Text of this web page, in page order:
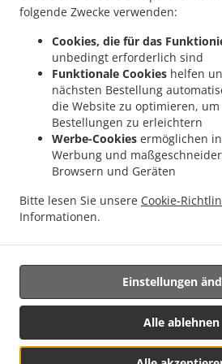
folgende Zwecke verwenden:
Cookies, die für das
unbedingt erforderlich sind
Funktionale Cookies helfen
nächsten Bestellung
die Website zu optimieren,
Bestellungen zu erleichtern
Werbe-Cookies ermöglichen
Werbung und
Browsern und Geräten
Bitte lesen Sie unsere Cookie-
Informationen.
Alle ablehnen
Einstellungen
Malsburg-Marzell Käsacker
Indisches Essen
Lieferservice Schallbach . Indisches Essen
Lieferservice Lörrach Rötteln
Indisches Essen
Indisches Essen Lieferservice Lörrach Brombach
Lörrach Hauingen
. Indisches Essen
Lieferservice Rümmingen
. Indisches Essen
Lieferservice Wittlingen Wollbach
Indisches
Indisches Essen Lieferservice Eimeldingen
Endenburg
Indisches Essen Lieferservice Steinen
Unterstützt von:
https://foodbooking-germany.de
Kassensysteme für